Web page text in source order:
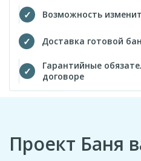
Возможность
Доставка готовой
Гарантийные
договоре
Проект Баня